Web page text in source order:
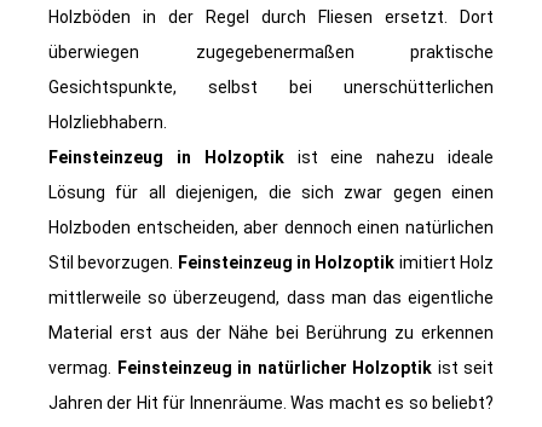
Holzböden in der Regel durch Fliesen ersetzt. Dort
überwiegen zugegebenermaßen praktische
Gesichtspunkte, selbst bei unerschütterlichen
Holzliebhabern.
Feinsteinzeug in Holzoptikist eine nahezu ideale
Lösung für all diejenigen, die sich zwar gegen einen
Holzboden entscheiden, aber dennoch einen natürlichen
Stil bevorzugen.
Feinsteinzeug in Holzoptik imitiert Holz
mittlerweile so überzeugend, dass man das eigentliche
Material erst aus der Nähe bei Berührung zu erkennen
vermag.
Feinsteinzeug in natürlicher Holzoptik ist seit
Jahren der Hit für Innenräume. Was macht es so beliebt?